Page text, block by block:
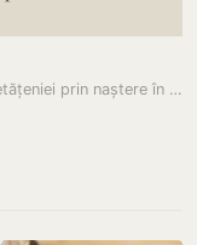
Trump forțează din nou eliminarea cetățeniei prin naștere în SUA: A…